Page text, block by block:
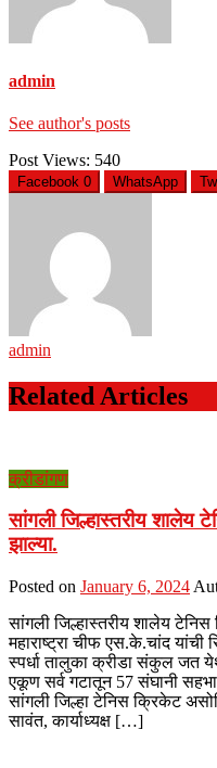
admin
See author's posts
Post Views: 540
Facebook 0 WhatsApp
admin
Related Articles
क्रीडांगण
सांगली जिल्हास्तरीय शालेय
झाल्या.
Posted on January 6, 2024
सांगली जिल्हास्तरीय शालेय टेनिस
महाराष्ट्रा चीफ एस.के.चांद
स्पर्धा तालुका क्रीडा संकुल जत
एकूण सर्व गटातून 57 संघानी
सांगली जिल्हा टेनिस क्रिकेट
सावंत, कार्याध्यक्ष […]